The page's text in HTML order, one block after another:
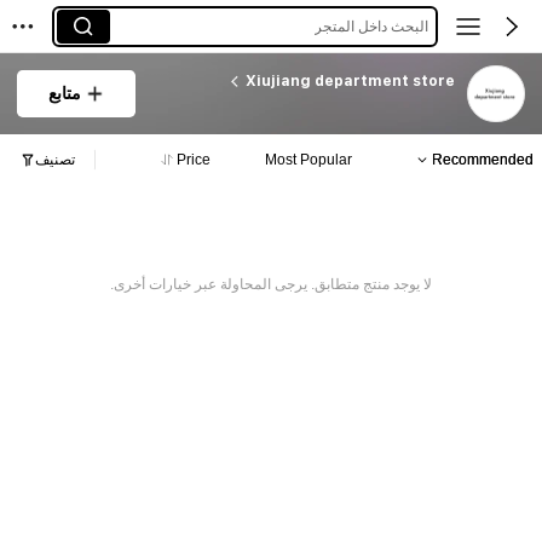
البحث داخل المتجر
Xiujiang department store
متابع
Recommended
Most Popular
Price تصنيف
لا يوجد منتج متطابق. يرجى المحاولة عبر خيارات أخرى.